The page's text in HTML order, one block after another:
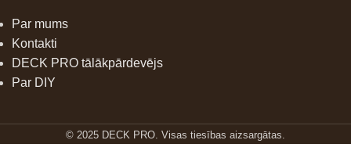
Par mums
Kontakti
DECK PRO tālākpārdevējs
Par DIY
© 2025 DECK PRO. Visas tiesības aizsargātas.
FASTSHIFTER
neredzamā